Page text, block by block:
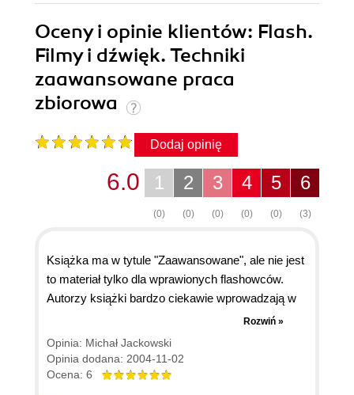
Oceny i opinie klientów: Flash.
Filmy i dźwięk. Techniki
zaawansowane praca
zbiorowa
Dodaj opinię
6
(3)
5
(0)
4
(0)
3
(0)
2
(0)
1
(0)
6.0
Książka ma w tytule "Zaawansowane", ale nie jest
to materiał tylko dla wprawionych flashowców.
Autorzy książki bardzo ciekawie wprowadzają w
świat flasha, dźwięków i obróbki klipów filmowych.
Każdy rozdział mówi o czymś innym, np. w
jednym rozdziale dowiemy się jak korzystać z
takich "trudnych" programów jak Adobe After
Rozwiń »
Opinia: Michał Jackowski
Opinia dodana: 2004-11-02
Ocena: 6